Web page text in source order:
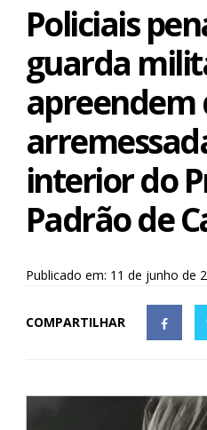
Policiais
guarda
apreendem
interior do
Padrão de
Publicado em: 11 de junho de
COMPARTILHAR